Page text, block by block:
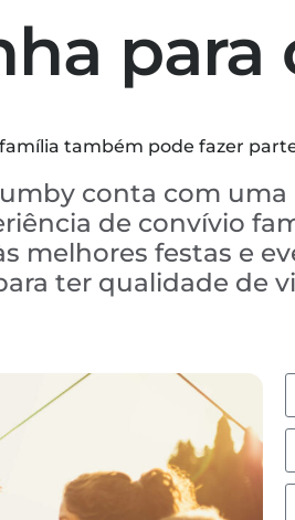
para
também pode fazer
conta com
de convívio
melhores festas e
ter qualidade de